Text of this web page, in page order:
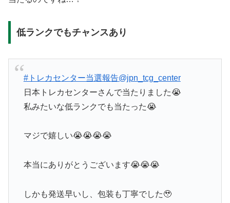
低ランクでもチャンスあり
#トレカセンター当選報告@jpn_tcg_center
日本トレカセンターさんで当たりました😭
私みたいな低ランクでも当たった😭
マジで嬉しい😭😭😭😭
本当にありがとうございます😭😭😭
しかも発送早いし、包装も丁寧でした🥹